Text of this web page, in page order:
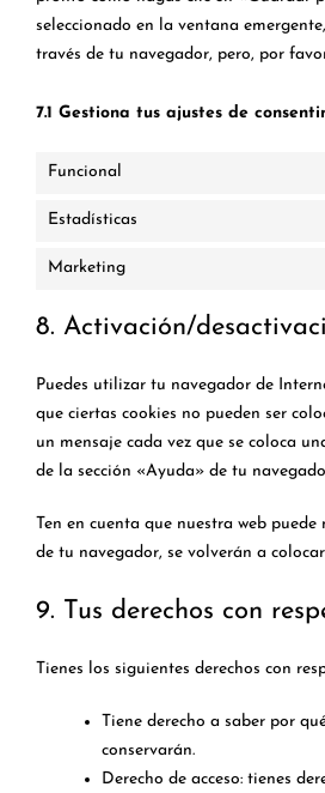
seleccionado en la ventana
través de tu navegador, pero, por
7.1 Gestiona tus ajustes de
Funcional
Estadísticas
Marketing
8. Activación/
Puedes utilizar tu navegador de
que ciertas cookies no pueden ser
un mensaje cada vez que se coloca
de la sección «Ayuda» de tu
Ten en cuenta que nuestra web
de tu navegador, se volverán a
9. Tus derechos con
Tienes los siguientes derechos con
Tiene derecho a saber por
conservarán.
Derecho de acceso: tienes